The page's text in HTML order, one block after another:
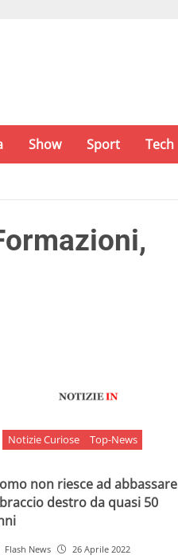
Show Sport Tech
Notizie Curiose Top-News
non riesce ad abbassare
destro da quasi 50
Flash News 26 Aprile 2022